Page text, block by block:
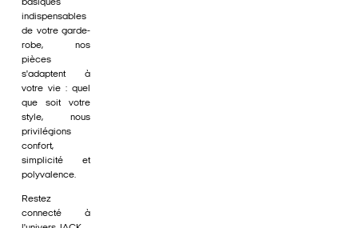
basiques
indispensables
de votre garde-
robe, nos
pièces
s'adaptent à
votre vie : quel
que soit votre
style, nous
privilégions
confort,
simplicité et
polyvalence.
Restez
connecté à